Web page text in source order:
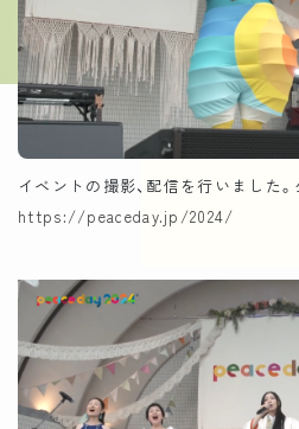
イベントの撮影、配信を行いました
https://peaceday.jp/2024/